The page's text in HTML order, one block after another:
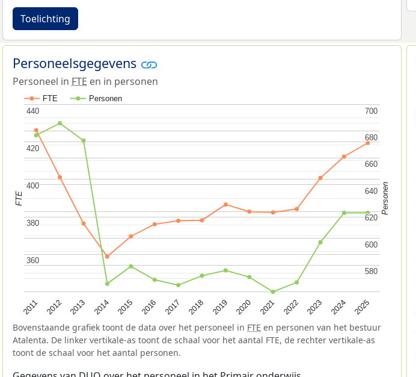
Toelichting
Personeelsgegevens
Personeel in FTE en in personen
FTE Personen
2011 2012 2013 2014 2015 2016 2017 2018 2019 2020 2021 2022 2023 2024 2025
360
360
380
380
400
400
420
420
440
440
580
580
600
600
620
620
640
640
660
660
680
680
700
700
FTE Personen
Bovenstaande grafiek toont de data over het personeel in FTE en personen van het bestuur
Atalenta. De linker vertikale-as toont de schaal voor het aantal FTE, de rechter vertikale-as
toont de schaal voor het aantal personen.